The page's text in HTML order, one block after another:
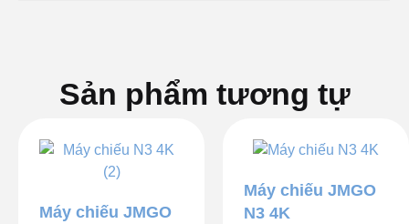
Sản phẩm tương tự
Máy chiếu JMGO
Máy chiếu JMGO
N3 4K